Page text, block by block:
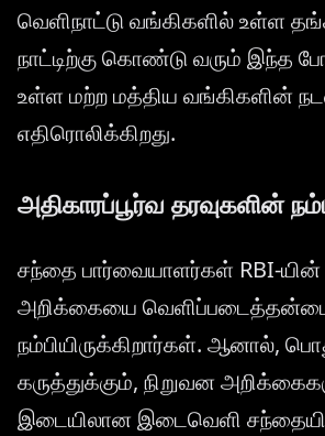
வெளிநாட்டு வங்கிகளில் உள்ள
நாட்டிற்கு கொண்டு வரும் இந்த
உள்ள மற்ற மத்திய வங்கிகளின்
எதிரொலிக்கிறது.
அதிகாரப்பூர்வ தரவுகளின்
சந்தை பார்வையாளர்கள் RBI-யின்
அறிக்கையை
நம்பியிருக்கிறார்கள். ஆனால்,
கருத்துக்கும், நிறுவன
இடையிலான இடைவெளி